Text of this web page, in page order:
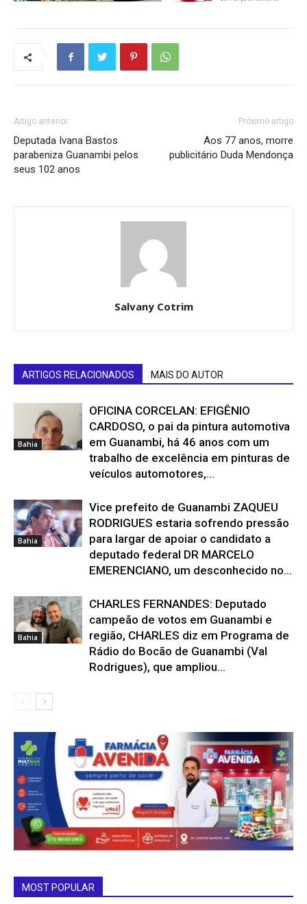
Artigo anterior
Deputada Ivana Bastos
parabeniza Guanambi pelos
seus 102 anos
Próximo artigo
Aos 77 anos, morre
publicitário Duda Mendonça
Salvany Cotrim
ARTIGOS RELACIONADOS MAIS DO AUTOR
Bahia
OFICINA CORCELAN: EFIGÊNIO
CARDOSO, o pai da pintura automotiva
em Guanambi, há 46 anos com um
trabalho de excelência em pinturas de
veículos automotores,...
Bahia
Vice prefeito de Guanambi ZAQUEU
RODRIGUES estaria sofrendo pressão
para largar de apoiar o candidato a
deputado federal DR MARCELO
EMERENCIANO, um desconhecido no...
Bahia
CHARLES FERNANDES: Deputado
campeão de votos em Guanambi e
região, CHARLES diz em Programa de
Rádio do Bocão de Guanambi (Val
Rodrigues), que ampliou...
MOST POPULAR